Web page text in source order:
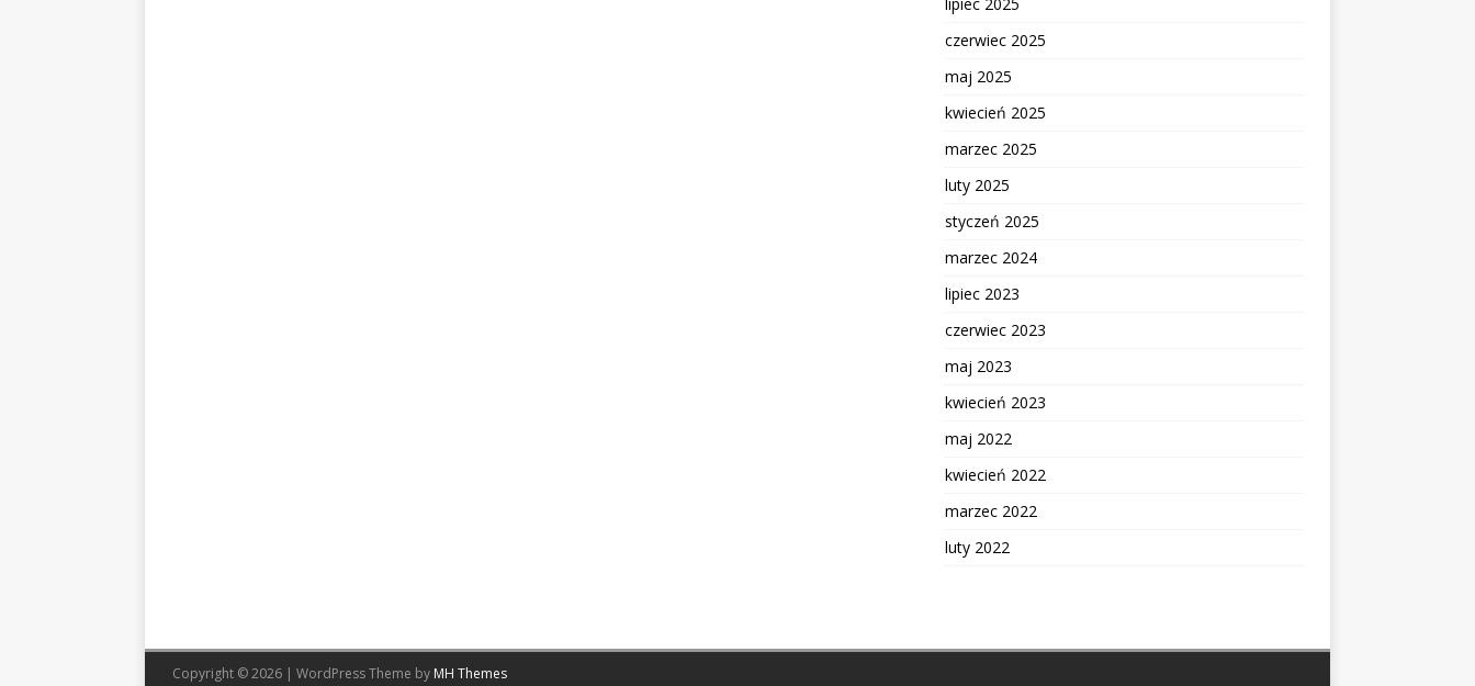
czerwiec 2025
maj 2025
kwiecień 2025
marzec 2025
luty 2025
styczeń 2025
marzec 2024
lipiec 2023
czerwiec 2023
maj 2023
kwiecień 2023
maj 2022
kwiecień 2022
marzec 2022
luty 2022
Copyright © 2026 | WordPress Theme by MH Themes